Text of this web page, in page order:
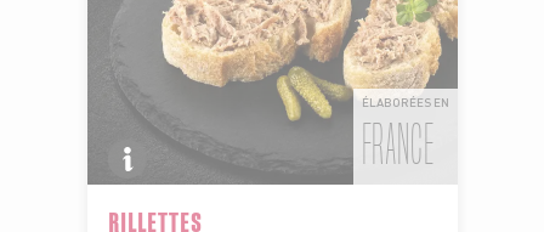
ÉLABORÉES EN
FRANCE
RILLETTES